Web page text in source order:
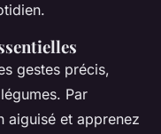
gestes précis,
Par
aiguisé et apprenez